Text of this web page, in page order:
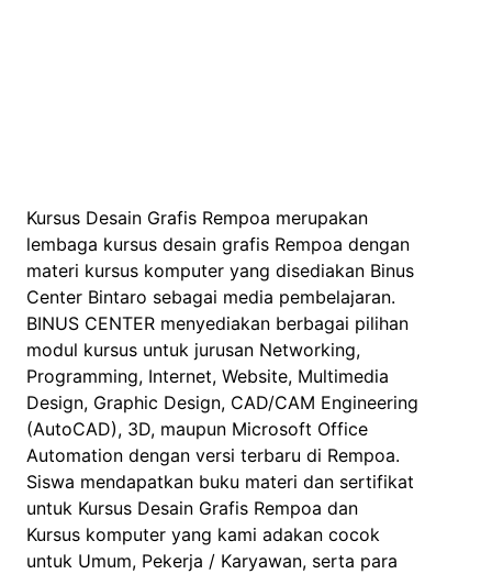
Kursus Desain Grafis Rempoa merupakan
lembaga kursus desain grafis Rempoa dengan
materi kursus komputer yang disediakan Binus
Center Bintaro sebagai media pembelajaran.
BINUS CENTER menyediakan berbagai pilihan
modul kursus untuk jurusan Networking,
Programming, Internet, Website, Multimedia
Design, Graphic Design, CAD/CAM Engineering
(AutoCAD), 3D, maupun Microsoft Office
Automation dengan versi terbaru di Rempoa.
Siswa mendapatkan buku materi dan sertifikat
untuk Kursus Desain Grafis Rempoa dan
Kursus komputer yang kami adakan cocok
untuk Umum, Pekerja / Karyawan, serta para